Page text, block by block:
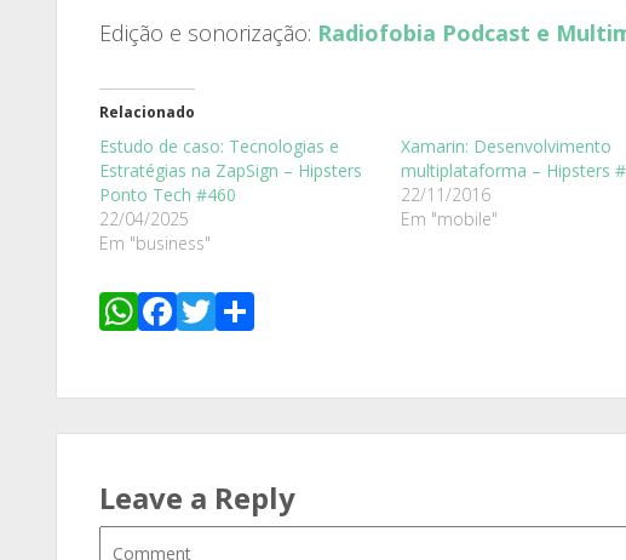
Edição e sonorização: Radiofobia Podcast e
Relacionado
Estudo de caso: Tecnologias e
Estratégias na ZapSign – Hipsters
Ponto Tech #460
22/04/2025
Em "business"
Xamarin: Desenvolvimento
multiplataforma – Hipsters
22/11/2016
Em "mobile"
WhatsApp
Facebook
Twitter
Leave a Reply